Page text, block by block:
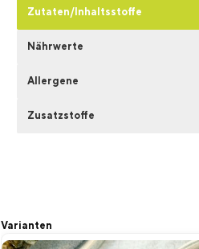
Zutaten/Inhaltsstoffe
Nährwerte
Allergene
Zusatzstoffe
Produktgalerie überspringen
Varianten